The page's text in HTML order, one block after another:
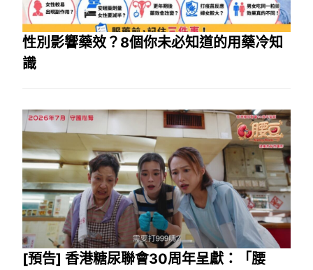
性別影響藥效？8個你未必知道的用藥冷知
識
[預告] 香港糖尿聯會30周年呈獻：「腰